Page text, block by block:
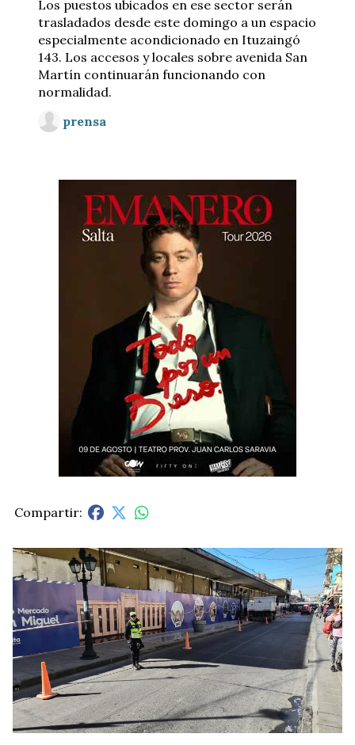
Los puestos ubicados en ese sector serán
trasladados desde este domingo a un espacio
especialmente acondicionado en Ituzaingó
143. Los accesos y locales sobre avenida San
Martín continuarán funcionando con
normalidad.
prensa